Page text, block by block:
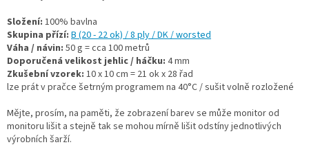
Složení: 100% bavlna
Skupina přízí: B (20 - 22 ok) / 8 ply / DK / worsted
Váha / návin: 50 g = cca 100 metrů
Doporučená velikost jehlic / háčku: 4 mm
Zkušební vzorek: 10 x 10 cm = 21 ok x 28 řad
lze prát v pračce šetrným programem na 40°C / sušit volně rozložené
Mějte, prosím, na paměti, že zobrazení barev se může monitor od
monitoru lišit a stejně tak se mohou mírně lišit odstíny jednotlivých
výrobních šarží.